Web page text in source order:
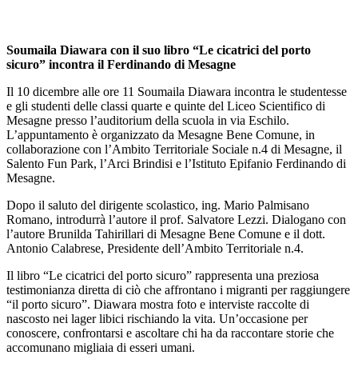
Soumaila Diawara con il suo libro “Le cicatrici del porto
sicuro” incontra il Ferdinando di Mesagne
Il 10 dicembre alle ore 11 Soumaila Diawara incontra le studentesse
e gli studenti delle classi quarte e quinte del Liceo Scientifico di
Mesagne presso l’auditorium della scuola in via Eschilo.
L’appuntamento è organizzato da Mesagne Bene Comune, in
collaborazione con l’Ambito Territoriale Sociale n.4 di Mesagne, il
Salento Fun Park, l’Arci Brindisi e l’Istituto Epifanio Ferdinando di
Mesagne.
Dopo il saluto del dirigente scolastico, ing. Mario Palmisano
Romano, introdurrà l’autore il prof. Salvatore Lezzi. Dialogano con
l’autore Brunilda Tahirillari di Mesagne Bene Comune e il dott.
Antonio Calabrese, Presidente dell’Ambito Territoriale n.4.
Il libro “Le cicatrici del porto sicuro” rappresenta una preziosa
testimonianza diretta di ciò che affrontano i migranti per raggiungere
“il porto sicuro”. Diawara mostra foto e interviste raccolte di
nascosto nei lager libici rischiando la vita. Un’occasione per
conoscere, confrontarsi e ascoltare chi ha da raccontare storie che
accomunano migliaia di esseri umani.